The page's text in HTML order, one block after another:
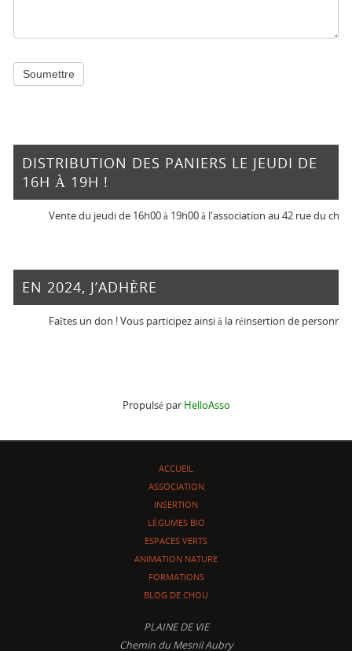
Soumettre
DISTRIBUTION DES PANIERS LE JEUDI DE
16H À 19H !
Vente du jeudi de 16h00 à 19h00 à l'association au 42 rue du chemin
EN 2024, J’ADHÈRE
Faîtes un don ! Vous participez ainsi à la réinsertion de personnes
Propulsé par HelloAsso
ACCUEIL
ASSOCIATION
INSERTION
LÉGUMES BIO
ESPACES VERTS
ANIMATION NATURE
FORMATIONS
BLOG DE CHOU
PLAINE DE VIE
Chemin du Mesnil Aubry